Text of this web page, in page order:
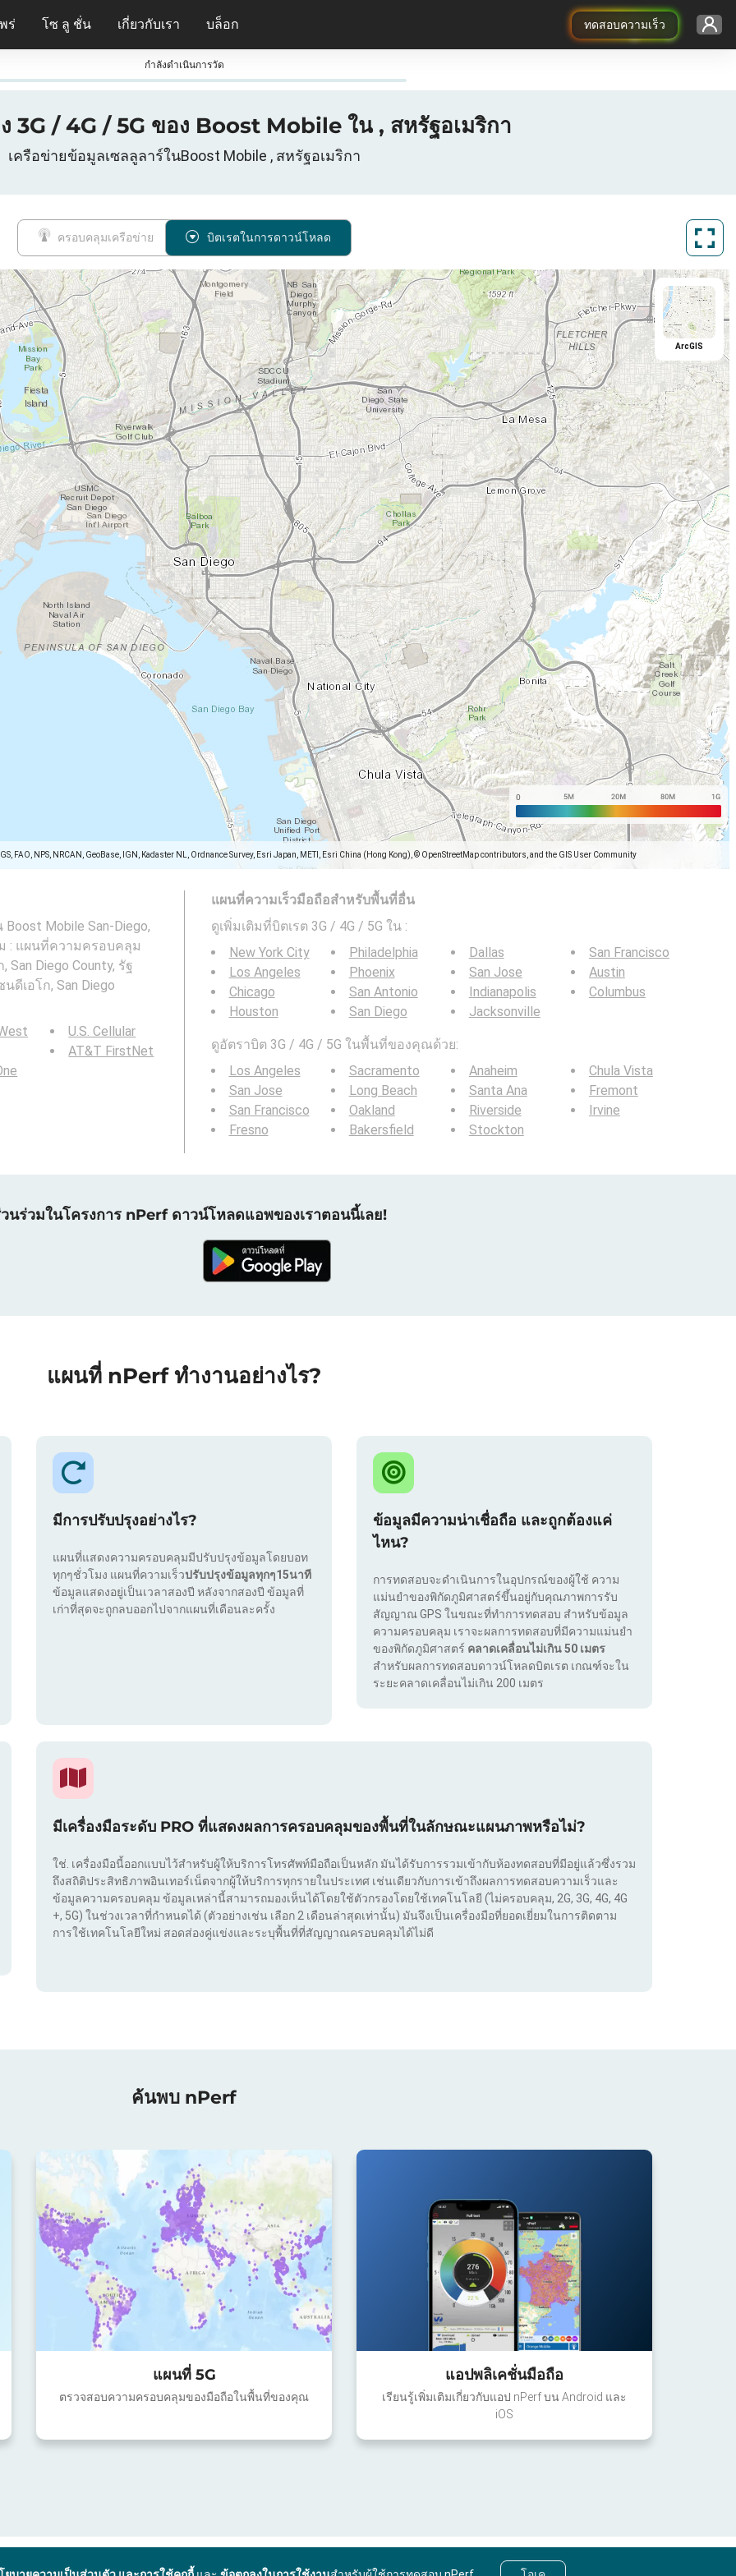
ทดสอบความเร็ว
ร่ โซ ลู ชั่น เกี่ยวกับเรา บล็อก
กําลังดําเนินการวัด
3G / 4G / 5G ของ Boost Mobile ใน , สหรัฐอเมริกา
เครือข่ายข้อมูลเซลลูลาร์ในBoost Mobile , สหรัฐอเมริกา
ครอบคลุมเครือข่าย บิตเรตในการดาวน์โหลด
FAO, NPS, NRCAN, GeoBase, IGN, Kadaster NL, Ordnance Survey, Esri Japan, METI, Esri China (Hong Kong), © OpenStreetMap contributors, and the GIS User Community
ArcGIS
Mobile San-Diego,
ม : แผนที่ความครอบคลุม
San Diego County, รัฐ
ดีเอโก, San Diego
U.S. Cellular
AT&T FirstNet
แผนที่ความเร็วมือถือสำหรับพื้นที่อื่น
ดูเพิ่มเติมที่บิตเรต 3G / 4G / 5G ใน :
New York City
Los Angeles
Chicago
Houston
Philadelphia
Phoenix
San Antonio
San Diego
Dallas
San Jose
Indianapolis
Jacksonville
San Francisco
Austin
Columbus
ดูอัตราบิต 3G / 4G / 5G ในพื้นที่ของคุณด้วย:
Los Angeles
San Jose
San Francisco
Fresno
Sacramento
Long Beach
Oakland
Bakersfield
Anaheim
Santa Ana
Riverside
Stockton
Chula Vista
Fremont
Irvine
นร่วมในโครงการ nPerf ดาวน์โหลดแอพของเราตอนนี้เลย!
แผนที่ nPerf ทำงานอย่างไร?
มีการปรับปรุงอย่างไร?
แผนที่แสดงความครอบคลุมมีปรับปรุงข้อมูลโดยบอท
ทุกๆชั่วโมง แผนที่ความเร็วปรับปรุงข้อมูลทุกๆ15นาที
ข้อมูลแสดงอยู่เป็นเวลาสองปี หลังจากสองปี ข้อมูลที่
เก่าที่สุดจะถูกลบออกไปจากแผนที่เดือนละครั้ง
ข้อมูลมีความน่าเชื่อถือ และถูกต้องแค่
ไหน?
การทดสอบจะดำเนินการในอุปกรณ์ของผู้ใช้ ความ
แม่นยำของพิกัดภูมิศาสตร์ขึ้นอยู่กับคุณภาพการรับ
สัญญาณ GPS ในขณะที่ทำการทดสอบ สำหรับข้อมูล
ความครอบคลุม เราจะผลการทดสอบที่มีความแม่นยำ
ของพิกัดภูมิศาสตร์ คลาดเคลื่อนไม่เกิน 50 เมตร
สำหรับผลการทดสอบดาวน์โหลดบิตเรต เกณฑ์จะใน
ระยะคลาดเคลื่อนไม่เกิน 200 เมตร
มีเครื่องมือระดับ PRO ที่แสดงผลการครอบคลุมของพื้นที่ในลักษณะแผนภาพหรือไม่?
ใช่. เครื่องมือนี้ออกแบบไว้สำหรับผู้ให้บริการโทรศัพท์มือถือเป็นหลัก มันได้รับการรวมเข้ากับห้องทดสอบที่มีอยู่แล้วซึ่งรวม
ถึงสถิติประสิทธิภาพอินเทอร์เน็ตจากผู้ให้บริการทุกรายในประเทศ เช่นเดียวกับการเข้าถึงผลการทดสอบความเร็วและ
ข้อมูลความครอบคลุม ข้อมูลเหล่านี้สามารถมองเห็นได้โดยใช้ตัวกรองโดยใช้เทคโนโลยี (ไม่ครอบคลุม, 2G, 3G, 4G, 4G
+, 5G) ในช่วงเวลาที่กำหนดได้ (ตัวอย่างเช่น เลือก 2 เดือนล่าสุดเท่านั้น) มันจึงเป็นเครื่องมือที่ยอดเยี่ยมในการติดตาม
การใช้เทคโนโลยีใหม่ สอดส่องคู่แข่งและระบุพื้นที่ที่สัญญาณครอบคลุมได้ไม่ดี
ค้นพบ nPerf
แผนที่ 5G
ตรวจสอบความครอบคลุมของมือถือในพื้นที่ของคุณ
แอปพลิเคชั่นมือถือ
เรียนรู้เพิ่มเติมเกี่ยวกับแอป nPerf บน Android และ
iOS